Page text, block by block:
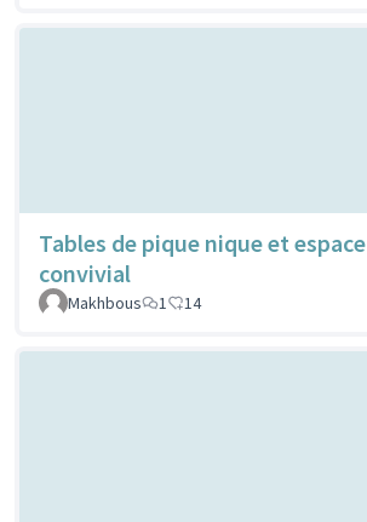
Tables de pique nique et espace
convivial
Makhbous 1 14